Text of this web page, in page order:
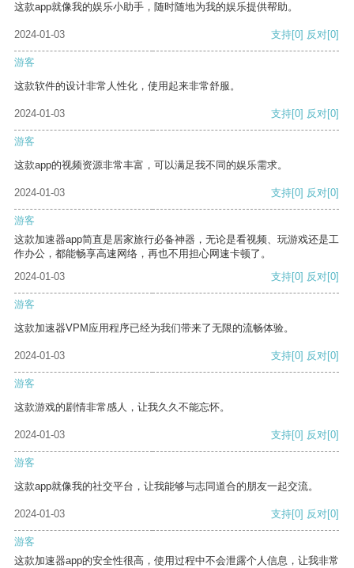
这款app就像我的娱乐小助手，随时随地为我的娱乐提供帮助。
2024-01-03 支持[0] 反对[0]
游客
这款软件的设计非常人性化，使用起来非常舒服。
2024-01-03 支持[0] 反对[0]
游客
这款app的视频资源非常丰富，可以满足我不同的娱乐需求。
2024-01-03 支持[0] 反对[0]
游客
这款加速器app简直是居家旅行必备神器，无论是看视频、玩游戏还是工
作办公，都能畅享高速网络，再也不用担心网速卡顿了。
2024-01-03
支持[0] 反对[0]
游客
这款加速器VPM应用程序已经为我们带来了无限的流畅体验。
2024-01-03 支持[0] 反对[0]
游客
这款游戏的剧情非常感人，让我久久不能忘怀。
2024-01-03 支持[0] 反对[0]
游客
这款app就像我的社交平台，让我能够与志同道合的朋友一起交流。
2024-01-03 支持[0] 反对[0]
游客
这款加速器app的安全性很高，使用过程中不会泄露个人信息，让我非常